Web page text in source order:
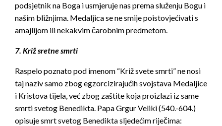
podsjetnik na Boga i usmjeruje nas prema služenju Bogu i
našim bližnjima. Medaljica se ne smije poistovjećivati s
amajlijom ili nekakvim čarobnim predmetom.
7. Križ sretne smrti
Raspelo poznato pod imenom “Križ svete smrti” ne nosi
taj naziv samo zbog egzorcizirajućih svojstava Medaljice
i Kristova tijela, već zbog zaštite koja proizlazi iz same
smrti svetog Benedikta. Papa Grgur Veliki (540.-604.)
opisuje smrt svetog Benedikta sljedećim riječima: